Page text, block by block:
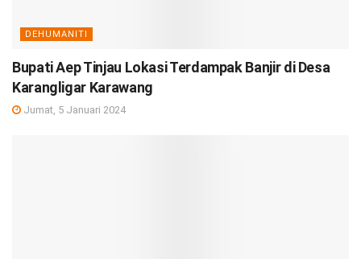
DEHUMANITI
Bupati Aep Tinjau Lokasi Terdampak Banjir di Desa
Karangligar Karawang
Jumat, 5 Januari 2024